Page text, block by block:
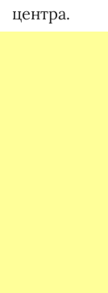
центра.